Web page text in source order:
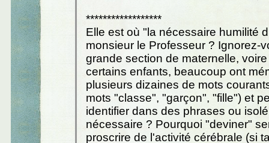
******************
Elle est où "la nécessaire humilité
monsieur le Professeur ? Ignorez-
grande section de maternelle,
certains enfants, beaucoup ont
plusieurs dizaines de mots
mots "classe", "garçon", "fille") et
identifier dans des phrases ou
nécessaire ? Pourquoi "deviner"
proscrire de l'activité cérébrale (si